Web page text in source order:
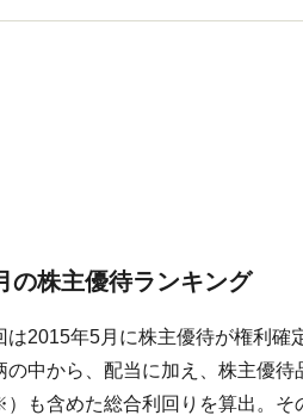
の株主優待ランキング
は2015年5月に株主優待が権利確
の中から、配当に加え、株主優
）も含めた総合利回りを算出。